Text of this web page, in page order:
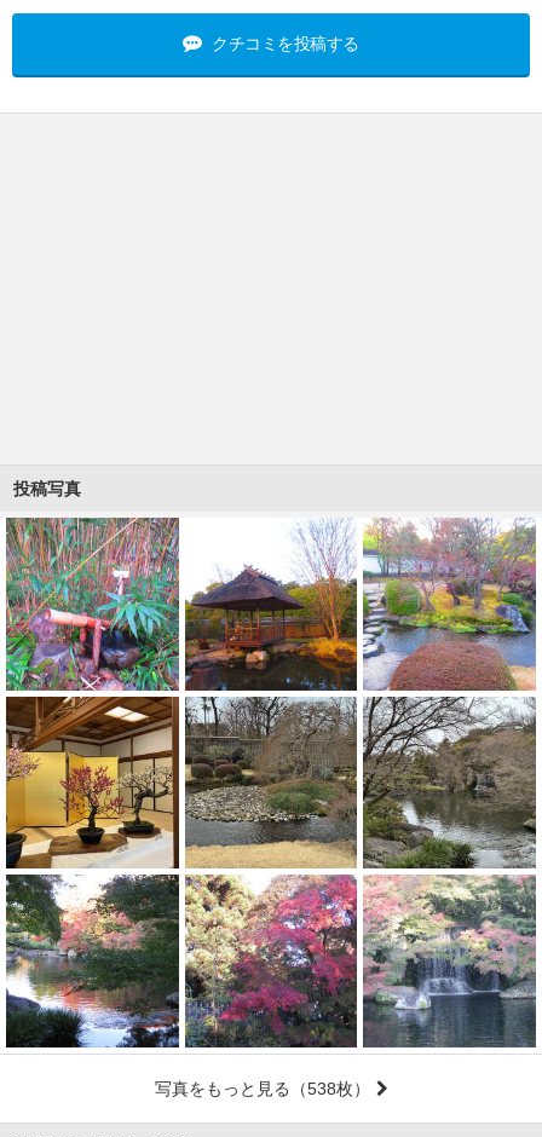
クチコミを投稿する
投稿写真
写真をもっと見る （538枚）